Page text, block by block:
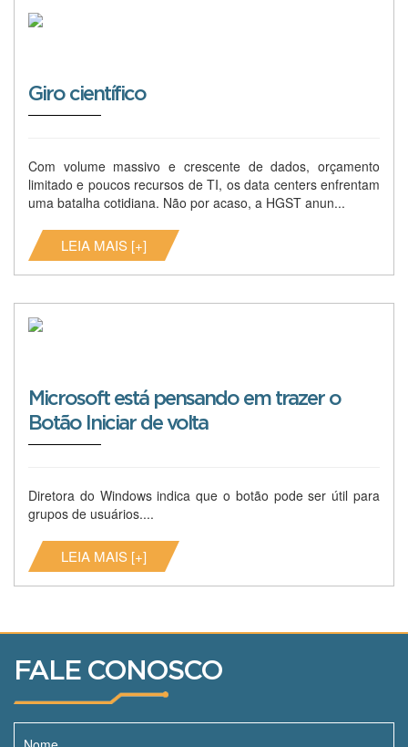
Giro científico
Com volume massivo e crescente de dados, orçamento
limitado e poucos recursos de TI, os data centers enfrentam
uma batalha cotidiana. Não por acaso, a HGST anun...
LEIA MAIS [+]
Microsoft está pensando em trazer o
Botão Iniciar de volta
Diretora do Windows indica que o botão pode ser útil para
grupos de usuários....
LEIA MAIS [+]
FALE CONOSCO